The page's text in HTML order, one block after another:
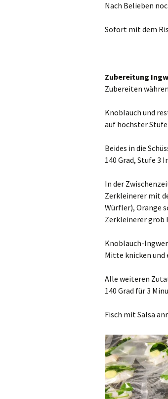
Nach Belieben
Sofort mit dem
Zubereitung
Zubereiten
Knoblauch und
auf höchster Stufe.
Beides in die
140 Grad, Stufe 3
In der
Zerkleinerer mit
Würfler), Orange
Zerkleinerer grob
Knoblauch-
Mitte knicken und
Alle weiteren
140 Grad für 3
Fisch mit Salsa